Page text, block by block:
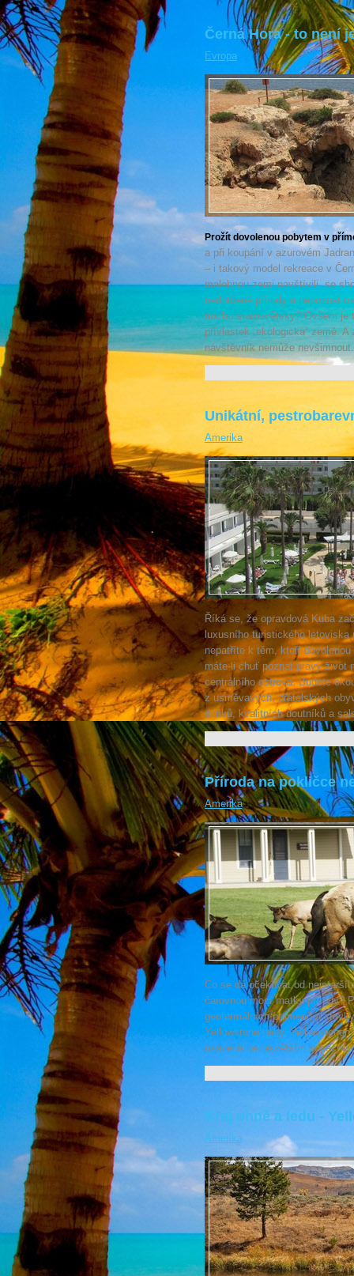
Černá Hora - to není
Evropa
Prožít dovolenou pobytem v
a při koupání v azurovém
– i takový model rekreace v
malebnou zemi navštívili, se
nedotčené přírody a nepoznat
trochu starosvětsky? Ovšem je
přívlastek „ekologická“ země.
návštěvník nemůže nevšimnout.
Unikátní,
Amerika
Říká se, že opravdová Kuba
luxusního turistického
nepatříte k těm, kteří
máte-li chuť poznat pravý život
centrálního ostrova. Budete
z usměvavých, přátelských
drinků, kvalitních doutníků a
Příroda na pokličce
Amerika
Co se dá očekávat od
čarovnou mocí matky přírody?
geotermálních pramenů a
Yellowstone nebyl
usazená na největším
Kraj ohně a ledu -
Amerika